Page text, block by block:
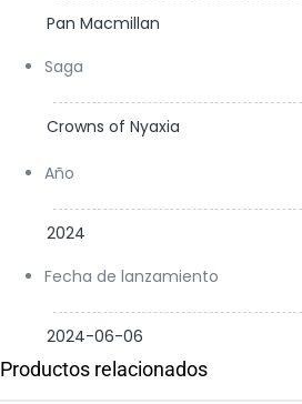
Pan Macmillan
Saga
Crowns of Nyaxia
Año
2024
Fecha de lanzamiento
2024-06-06
Productos relacionados